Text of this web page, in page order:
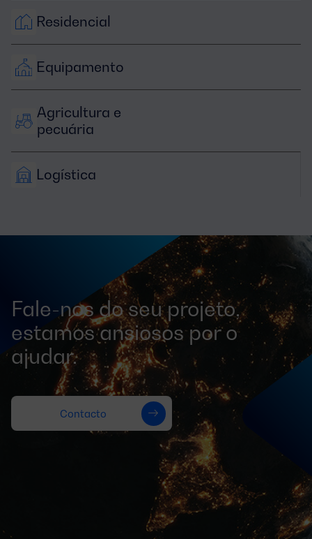
Residencial
Equipamento
Agricultura e
pecuária
Logística
Fale-nos do seu projeto,
estamos ansiosos por o
ajudar.
Contacto